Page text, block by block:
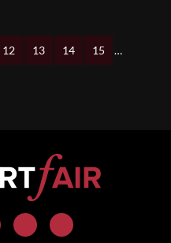
12 13 14 15 …